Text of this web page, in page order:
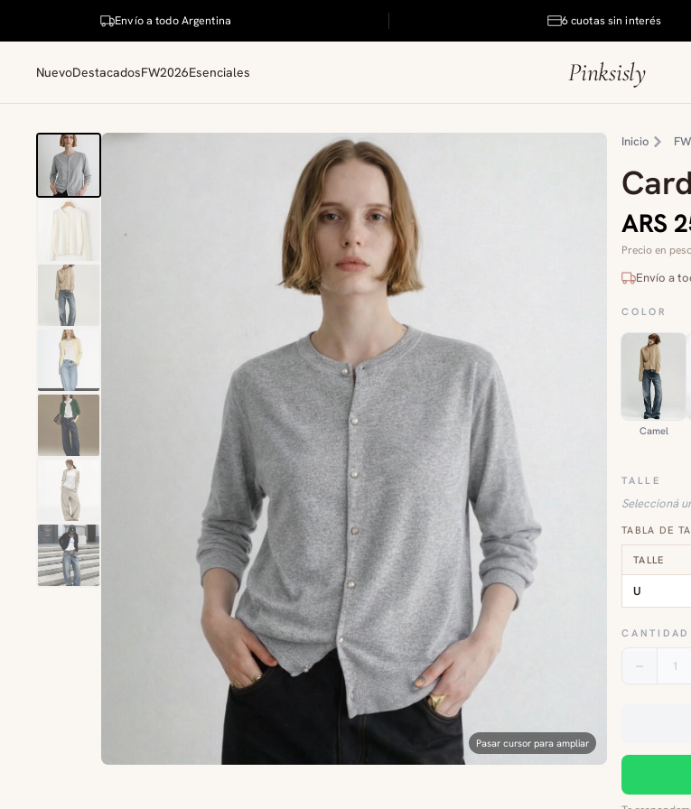
Envío a todo Argentina 6 cuotas sin interés
NuevoDestacadosFW2026Esenciales Pinksisly
Pasar cursor para ampliar
Inicio
ARS
Precio en
Envío a
COLOR
Camel
TALLE
Seleccioná
TABLA DE
TALLE
U
CANTIDAD
1